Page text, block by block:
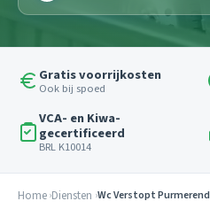
Gratis voorrijkosten
Ook bij spoed
VCA- en Kiwa-
gecertificeerd
BRL K10014
Home Diensten Wc Verstopt Purmerend